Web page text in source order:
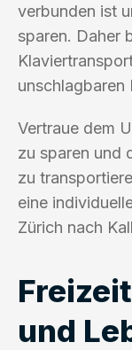
verbunden ist
sparen. Daher
unschlagbaren
Vertraue dem
zu sparen und
zu
eine
Zürich nach
und